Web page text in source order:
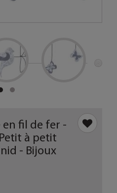
fil de fer -
à petit
- Bijoux